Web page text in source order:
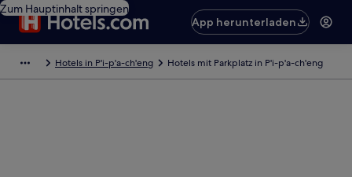
Zum Hauptinhalt springen
App herunterladen
Hotels in P'i-p'a-ch'eng Hotels mit Parkplatz in P'i-p'a-ch'eng